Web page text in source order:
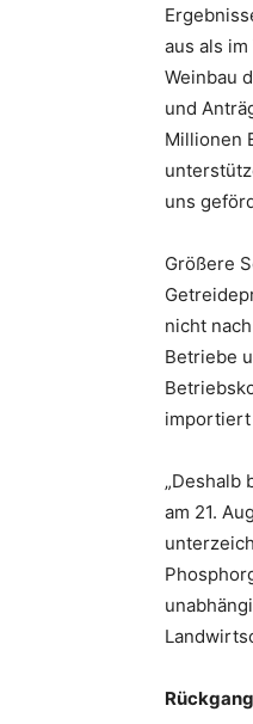
aus als
Weinbau
und
Millionen
uns
Größere
nicht
Betriebe
„Deshalb
am 21.